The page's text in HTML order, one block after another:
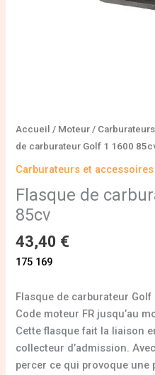
Accueil / Moteur /
de carburateur Golf 1 1600
Carburateurs et
Flasque de
85cv
43,40 €
175 169
Flasque de carburateur Golf
Code moteur FR jusqu’au
Cette flasque fait la liaison
collecteur d’admission.
percer ce qui provoque une